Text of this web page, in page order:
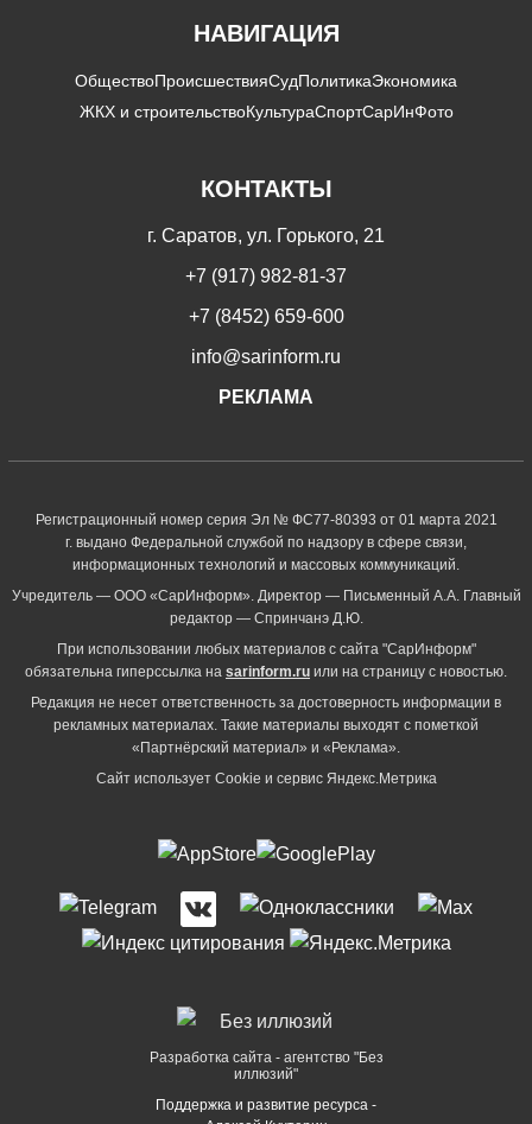
НАВИГАЦИЯ
ОбществоПроисшествияСудПолитикаЭкономика
ЖКХ и строительствоКультураСпортСарИнФото
КОНТАКТЫ
г. Саратов, ул. Горького, 21
+7 (917) 982-81-37
+7 (8452) 659-600
info@sarinform.ru
РЕКЛАМА
Регистрационный номер серия Эл № ФС77-80393 от 01 марта 2021
г. выдано Федеральной службой по надзору в сфере связи,
информационных технологий и массовых коммуникаций.
Учредитель — ООО «СарИнформ». Директор — Письменный А.А. Главный
редактор — Спринчанэ Д.Ю.
При использовании любых материалов с сайта "СарИнформ"
обязательна гиперссылка на sarinform.ru или на страницу с новостью.
Редакция не несет ответственность за достоверность информации в
рекламных материалах. Такие материалы выходят с пометкой
«Партнёрский материал» и «Реклама».
Сайт использует Cookie и сервиc Яндекс.Метрика
Разработка сайта - агентство "Без
иллюзий"
Поддержка и развитие ресурса -